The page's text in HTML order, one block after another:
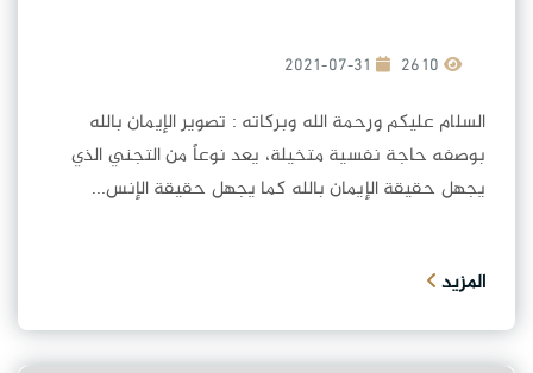
2021-07-31
السلام عليكم ورحمة الله وبركاته : تصوير الإيمان بالله
بوصفه حاجة نفسية متخيلة، يعد نوعاً من التجني الذي
يجهل حقيقة الإيمان بالله كما يجهل حقيقة الإنس...
المزيد